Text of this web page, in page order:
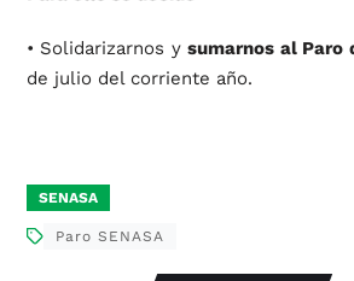
• Solidarizarnos ysumarnos al Paro
de julio del corriente año.
SENASA
Paro SENASA